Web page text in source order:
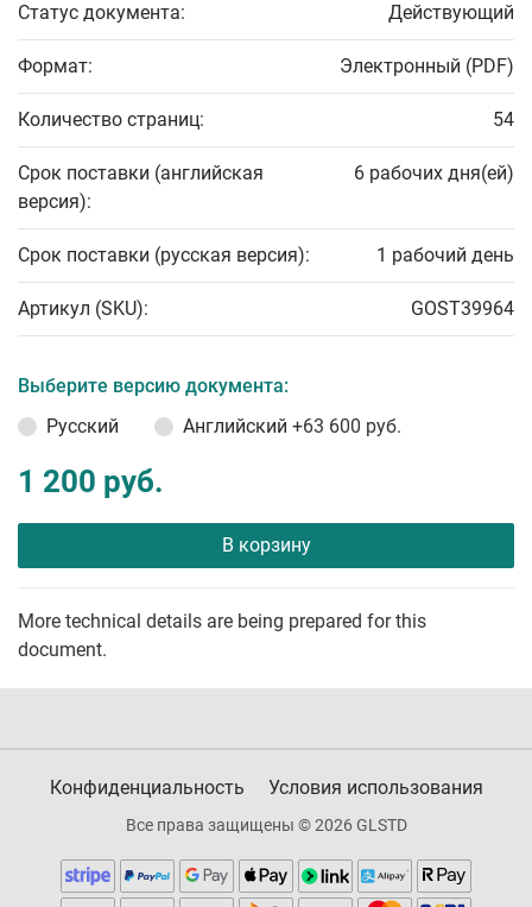
Статус документа: Действующий
Формат: Электронный (PDF)
Количество страниц: 54
Срок поставки (английская
версия):
6 рабочих дня(ей)
Срок поставки (русская версия): 1 рабочий день
Артикул (SKU): GOST39964
Выберите версию документа:
Русский
Английский +63 600 руб.
1 200 руб.
В корзину
More technical details are being prepared for this
document.
Конфиденциальность Условия использования
Все права защищены © 2026 GLSTD